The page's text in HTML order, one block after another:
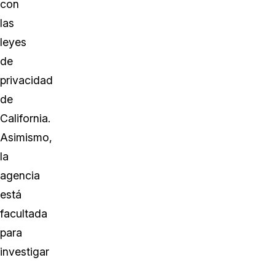
con
las
leyes
de
privacidad
de
California.
Asimismo,
la
agencia
está
facultada
para
investigar